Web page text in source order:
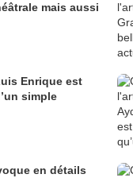
mais aussi
Enrique est
simple
en détails